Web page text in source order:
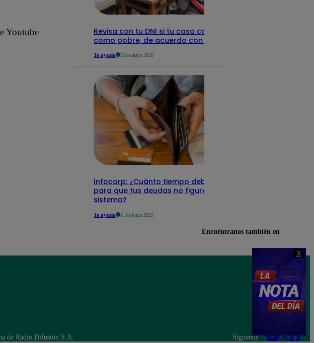
X
Youtube
Revisa con tu DNI si tu casa califica
como pobre, de acuerdo con el Sisfoh
Te ayudo 25 de mayo 2026
Infocorp: ¿Cuánto tiempo debe pasar
para que tus deudas no figuren en su
sistema?
Te ayudo 11 de junio 2025
Encuéntranos también en
de Radio Difusión S.A. Síguenos